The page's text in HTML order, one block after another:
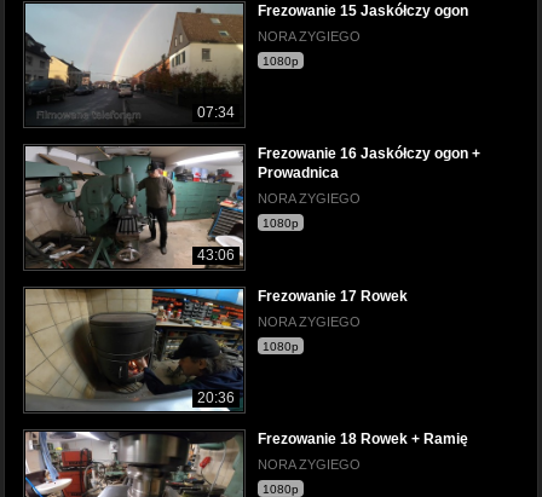
07:34
Frezowanie 15 Jaskółczy ogon
NORA ZYGIEGO
1080p
43:06
Frezowanie 16 Jaskółczy ogon +
Prowadnica
NORA ZYGIEGO
1080p
20:36
Frezowanie 17 Rowek
NORA ZYGIEGO
1080p
Frezowanie 18 Rowek + Ramię
NORA ZYGIEGO
1080p